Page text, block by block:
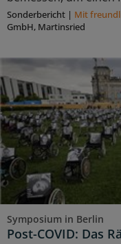
Sonderbericht | Mit
GmbH, Martinsried
Symposium in Berlin
Post-COVID: Das